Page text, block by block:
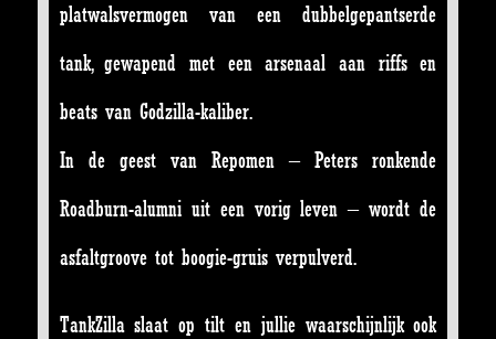
platwalsvermogen van een dubbelgepantserde
tank, gewapend met een arsenaal aan riffs en
beats van Godzilla-kaliber.
In de geest van Repomen – Peters ronkende
Roadburn-alumni uit een vorig leven – wordt de
asfaltgroove tot boogie-gruis verpulverd.
TankZilla slaat op tilt en jullie waarschijnlijk ook